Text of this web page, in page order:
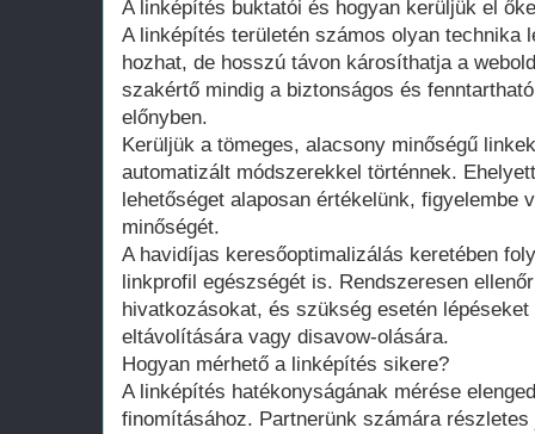
A linképítés buktatói és hogyan kerüljük el
A linképítés területén számos olyan technika
hozhat, de hosszú távon károsíthatja a
szakértő mindig a biztonságos és
előnyben.
Kerüljük a tömeges, alacsony minőségű
automatizált módszerekkel történnek.
lehetőséget alaposan értékelünk, figyelembe
minőségét.
A havidíjas keresőoptimalizálás keretében
linkprofil egészségét is. Rendszeresen
hivatkozásokat, és szükség esetén
eltávolítására vagy disavow-olására.
Hogyan mérhető a linképítés sikere?
A linképítés hatékonyságának mérése
finomításához. Partnerünk számára